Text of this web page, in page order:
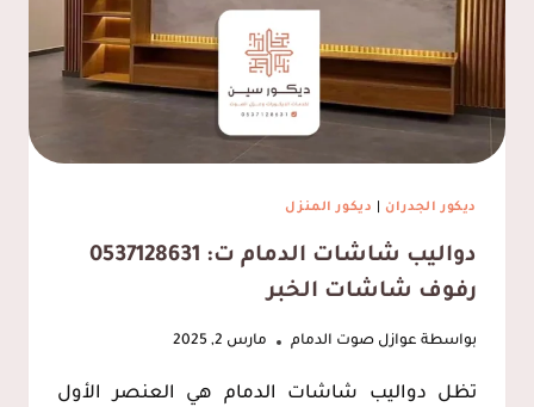
ديكور الجدران ديكور المنزل
دواليب شاشات الدمام ت: 0537128631
رفوف شاشات الخبر
بواسطة عوازل صوت الدمام مارس 2, 2025
تظل دواليب شاشات الدمام هي العنصر الأول